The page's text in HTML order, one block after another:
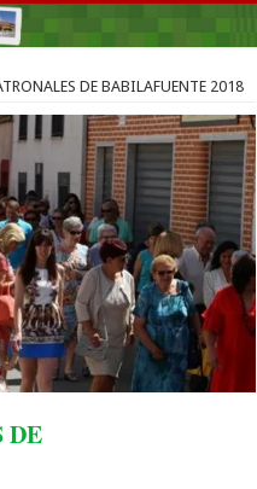
DE BABILAFUENTE 2018
DE